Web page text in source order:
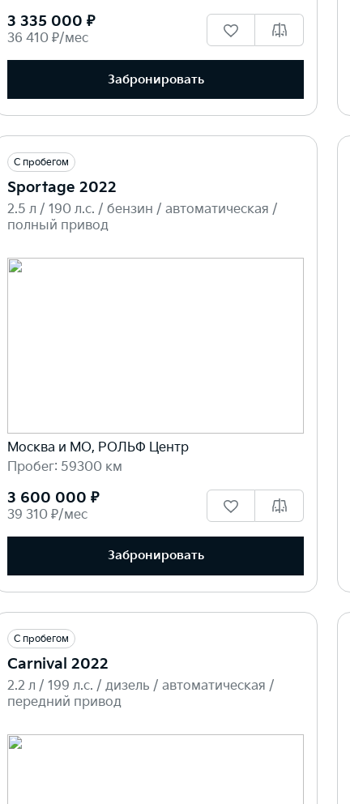
3 335 000 ₽
36 410 ₽/мес
Забронировать
С пробегом
Sportage 2022
2.5 л / 190 л.c. / бензин / автоматическая /
полный привод
Москва и МО, РОЛЬФ Центр
Пробег: 59300 км
3 600 000 ₽
39 310 ₽/мес
Забронировать
С пробегом
Carnival 2022
2.2 л / 199 л.c. / дизель / автоматическая /
передний привод